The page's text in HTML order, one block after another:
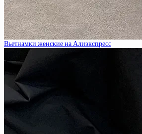
Вьетнамки женские на Алиэкспресс